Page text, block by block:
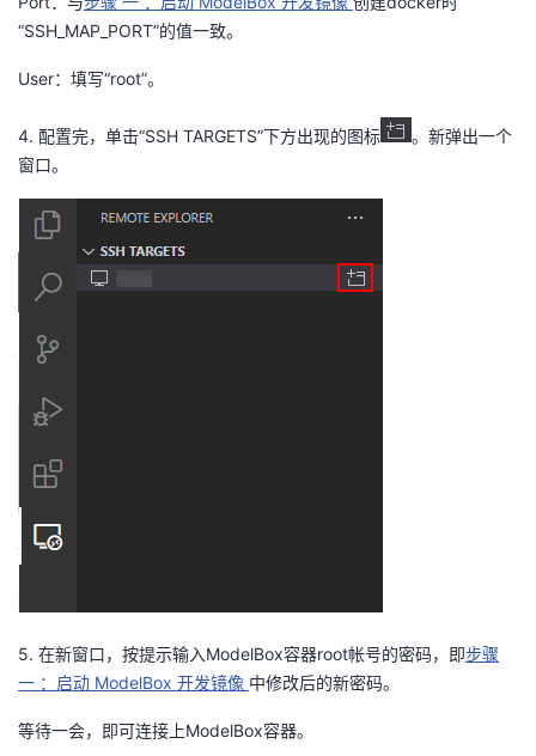
“SSH_MAP_PORT”的值一致。
User：填写“root”。
4. 配置完，单击“SSH TARGETS”下方出现的图标
。新弹出一个
窗口。
5. 在新窗口，按提示输入ModelBox容器root帐号的密码，即步骤
一 ：启动 ModelBox 开发镜像 中修改后的新密码。
等待一会，即可连接上ModelBox容器。